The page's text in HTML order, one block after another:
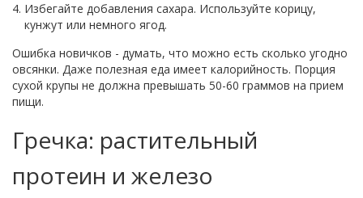
Избегайте добавления сахара. Используйте корицу,
кунжут или немного ягод.
Ошибка новичков - думать, что можно есть сколько угодно
овсянки. Даже полезная еда имеет калорийность. Порция
сухой крупы не должна превышать 50-60 граммов на прием
пищи.
Гречка: растительный
протеин и железо